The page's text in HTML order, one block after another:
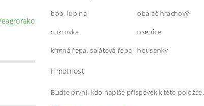
bob, lupina
obaleč hrachový
cukrovka
krmná řepa, salátová řepa
osenice
housenky
Hmotnost
Buďte první, kdo napíše příspěvek k této položce.